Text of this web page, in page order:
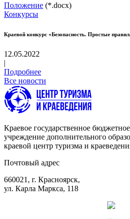
Положение (*.docx)
Конкурсы
Краевой конкурс «Безопасность. Простые
12.05.2022
|
Подробнее
Все новости
Краевое государственное
учреждение дополнительного
краевой центр туризма и
Почтовый адрес
660021, г. Красноярск,
ул. Карла Маркса, 118